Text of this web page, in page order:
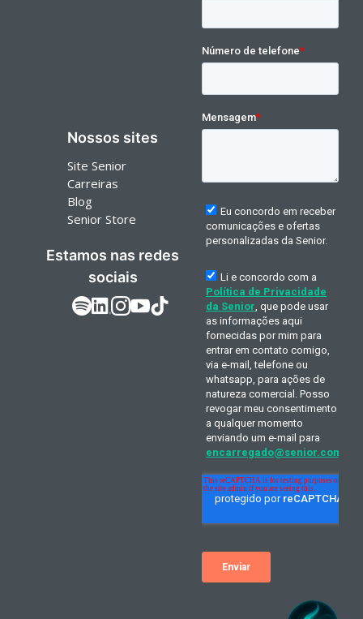
Nossos sites
Site Senior
Carreiras
Blog
Senior Store
Estamos nas redes
sociais